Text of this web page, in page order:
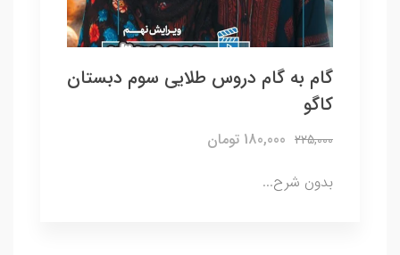
گام به گام دروس طلایی سوم دبستان
کاگو
225,000 180,000 تومان
بدون شرح...